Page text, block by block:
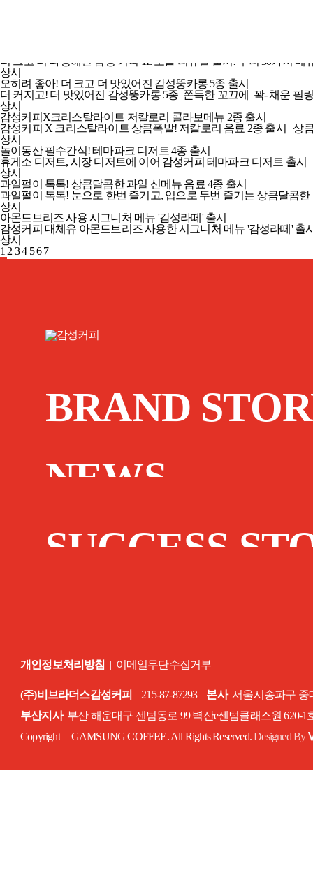
더 크고 더 다양해진 감성 커피 1L 보틀 리뉴얼 출시! 무려 30가지
상시
오히려 좋아! 더 크고 더 맛있어진 감성뚱카롱 5종 출시
더 커지고! 더 맛있어진 감성뚱카롱 5종​ 쫀득한 꼬끄에 꽉- 채운 필
상시
감성커피X크리스탈라이트 저칼로리 콜라보메뉴 2종 출시
감성커피 X 크리스탈라이트 상큼폭발! 저칼로리 음료 2종 출시
상시
놀이동산 필수간식! 테마파크 디저트 4종 출시
휴게소 디저트, 시장 디저트에 이어 감성커피 테마파크 디저트 출
상시
과일펄이 톡톡! 상큼달콤한 과일 신메뉴 음료 4종 출시
과일펄이 톡톡! 눈으로 한번 즐기고, 입으로 두번 즐기는 상큼달콤
상시
아몬드브리즈 사용 시그니처 메뉴 '감성라떼' 출시
감성커피 대체유 아몬드브리즈 사용한 시그니처 메뉴 '감성라떼'
상시
1 2 34 56 7
BRAND
NEWS
SUCCESS
개인정보처리방침 | 이메일무단수집거부
(주)비브라더스감성커피 215-87-87293 본사서울시송파구 중
부산지사부산 해운대구 센텀동로 99 벽산e센텀클래스원 620-1
Copyright GAMSUNG COFFEE. All Rights Reserved.Designed By